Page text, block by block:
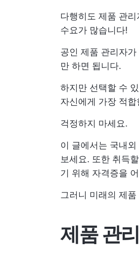
다행히도 제품 관
수요가 많습니다!
공인 제품 관리자
만 하면 됩니다.
하지만 선택할 수
자신에게 가장 적
걱정하지 마세요.
이 글에서는 국내
보세요. 또한 취득
기 위해 자격증을
그러니 미래의 제
제품 관